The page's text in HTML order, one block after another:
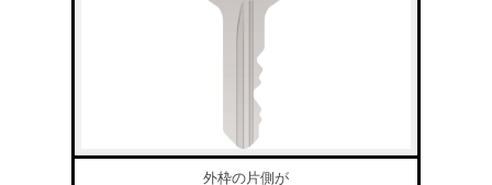
外枠の片側が